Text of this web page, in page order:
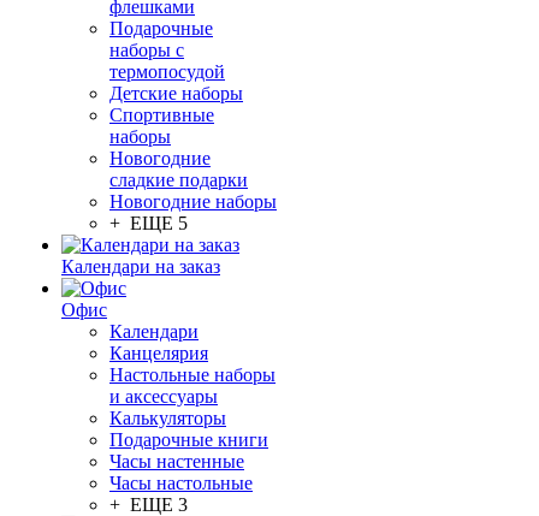
флешками
Подарочные
наборы с
термопосудой
Детские наборы
Спортивные
наборы
Новогодние
сладкие подарки
Новогодние наборы
+ ЕЩЕ 5
Календари на заказ
Офис
Календари
Канцелярия
Настольные наборы
и аксессуары
Калькуляторы
Подарочные книги
Часы настенные
Часы настольные
+ ЕЩЕ 3